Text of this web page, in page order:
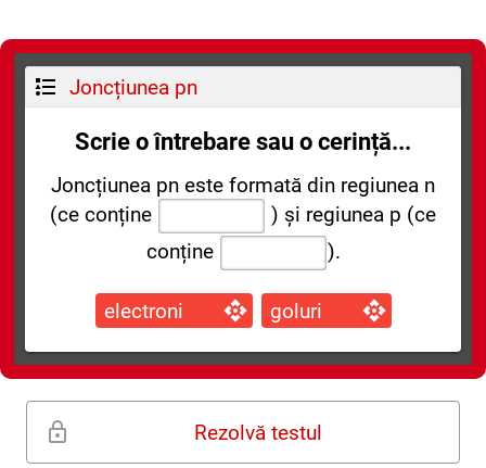
Joncțiunea pn
Scrie o întrebare sau o cerință...
Joncțiunea pn este formată din regiunea n
(ce conține
) și regiunea p (ce
conține
).
electroni goluri
Rezolvă testul